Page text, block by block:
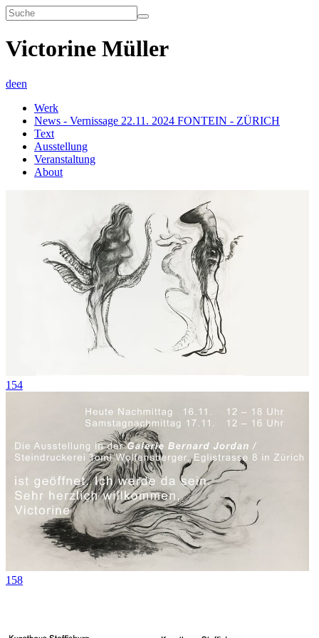
Victorine Müller
deen
Werk
News - Vernissage 22.11. 2024 FONTEIN - ZÜRICH
Text
Ausstellung
Veranstaltung
About
154
158